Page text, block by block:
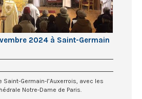
2024 à Saint-Germain
Saint-Germain-l’Auxerrois, avec les
Notre-Dame de Paris.